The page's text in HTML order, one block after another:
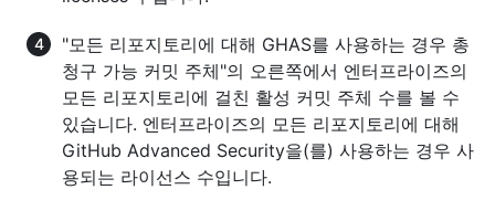
"모든 리포지토리에 대해 GHAS를 사용하는 경우 총
청구 가능 커밋 주체"의 오른쪽에서 엔터프라이즈의
모든 리포지토리에 걸친 활성 커밋 주체 수를 볼 수
있습니다. 엔터프라이즈의 모든 리포지토리에 대해
GitHub Advanced Security을(를) 사용하는 경우 사
용되는 라이선스 수입니다.